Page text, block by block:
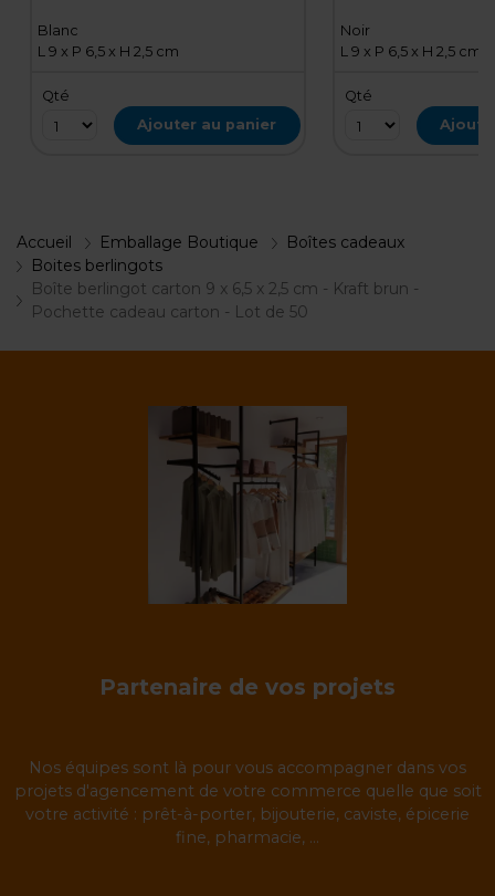
Blanc
L 9 x P 6,5 x H 2,5 cm
Qté
Ajouter au panier
Noir
L 9 x P 6,5 x H 2,5 cm
Qté
Accueil Emballage Boutique
Boîtes cadeaux
Boites berlingots
Boîte berlingot carton 9 x 6,5 x 2,5 cm - Kraft brun -
Pochette cadeau carton - Lot de 50
Partenaire de vos projets
Nos équipes sont là pour vous accompagner dans vos
projets d'agencement de votre commerce quelle que soit
votre activité : prêt-à-porter, bijouterie, caviste, épicerie
fine, pharmacie, ...